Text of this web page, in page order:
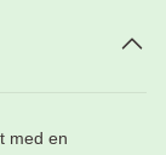
med en